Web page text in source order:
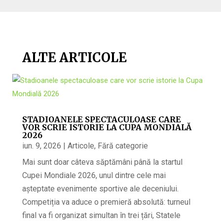
ALTE ARTICOLE
STADIOANELE SPECTACULOASE CARE
VOR SCRIE ISTORIE LA CUPA MONDIALĂ
2026
iun. 9, 2026 | Articole, Fără categorie
Mai sunt doar câteva săptămâni până la startul
Cupei Mondiale 2026, unul dintre cele mai
așteptate evenimente sportive ale deceniului.
Competiția va aduce o premieră absolută: turneul
final va fi organizat simultan în trei țări, Statele